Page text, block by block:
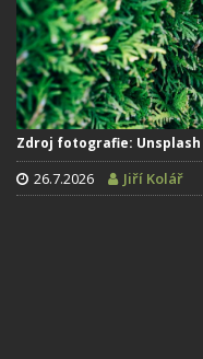
Zdroj fotografie: Unsplash
26.7.2026 Jiří Kolář